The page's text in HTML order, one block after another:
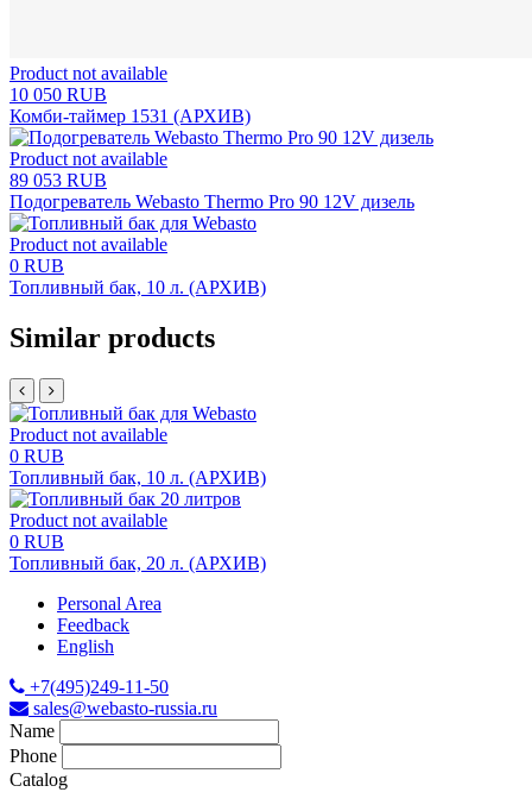
Product not available
10 050 RUB
Комби-таймер 1531 (АРХИВ)
Product not available
89 053 RUB
Подогреватель Webasto Thermo Pro 90 12V дизель
Product not available
0 RUB
Топливный бак, 10 л. (АРХИВ)
Similar products
Product not available
0 RUB
Топливный бак, 10 л. (АРХИВ)
Product not available
0 RUB
Топливный бак, 20 л. (АРХИВ)
Personal Area
Feedback
English
+7(495)249-11-50
sales@webasto-russia.ru
Name
Phone
Catalog